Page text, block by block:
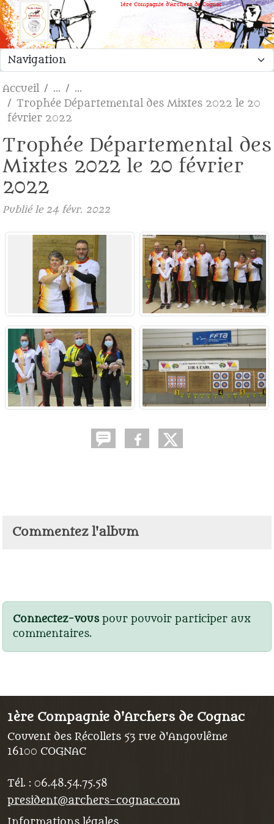
1ère Compagnie d'Archers de Cognac
Accueil
Trophée Départemental des Mixtes 2022 le 20
février 2022
Trophée Départemental des
Mixtes 2022 le 20 février
2022
Publié le 24 févr. 2022
Commentez l'album
Connectez-vouspour pouvoir participer aux
commentaires.
1ère Compagnie d'Archers de Cognac
Couvent des Récollets 53 rue d'Angoulême
16100 COGNAC
Tél. : 06.48.54.75.58
president@archers-cognac.com
Panneau de gestion des cookies